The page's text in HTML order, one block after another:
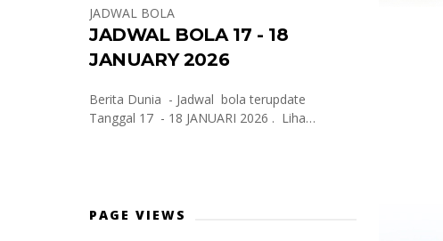
JADWAL BOLA
JADWAL BOLA 17 - 18
JANUARY 2026
Berita Dunia - Jadwal bola terupdate
Tanggal 17 - 18 JANUARI 2026 . Liha…
PAGE VIEWS